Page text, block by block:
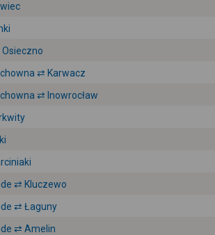
⇄ Karwacz
⇄ Inowrocław
⇄ Kluczewo
⇄ Łaguny
⇄ Amelin